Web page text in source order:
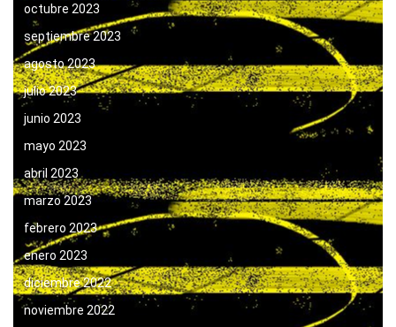
octubre 2023
septiembre 2023
agosto 2023
julio 2023
junio 2023
mayo 2023
abril 2023
marzo 2023
febrero 2023
enero 2023
diciembre 2022
noviembre 2022